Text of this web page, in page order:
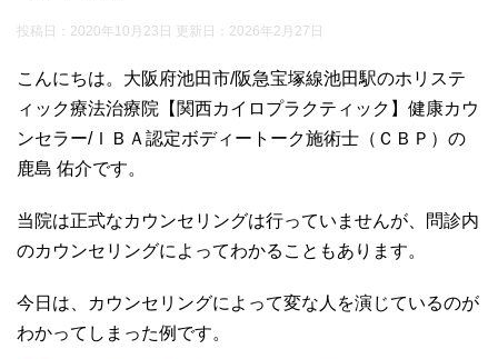
投稿日：2020年10月23日 更新日： 2026年2月27日
こんにちは。大阪府池田市/阪急宝塚線池田駅のホリステ
ィック療法治療院【関西カイロプラクティック】健康カウ
ンセラー/ＩＢＡ認定ボディートーク施術士（ＣＢＰ）の
鹿島 佑介です。
当院は正式なカウンセリングは行っていませんが、問診内
のカウンセリングによってわかることもあります。
今日は、カウンセリングによって変な人を演じているのが
わかってしまった例です。